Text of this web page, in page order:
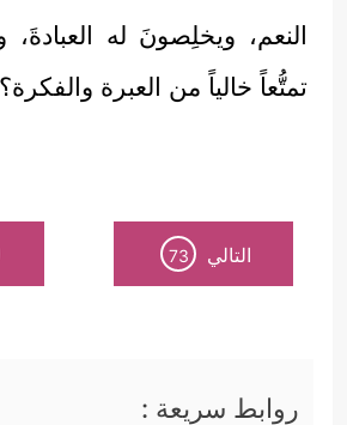
النعم، ويخلِصونَ له العبادةَ،
تمتُّعاً خالياً من العبرة
التالي 73
روابط سريعة :